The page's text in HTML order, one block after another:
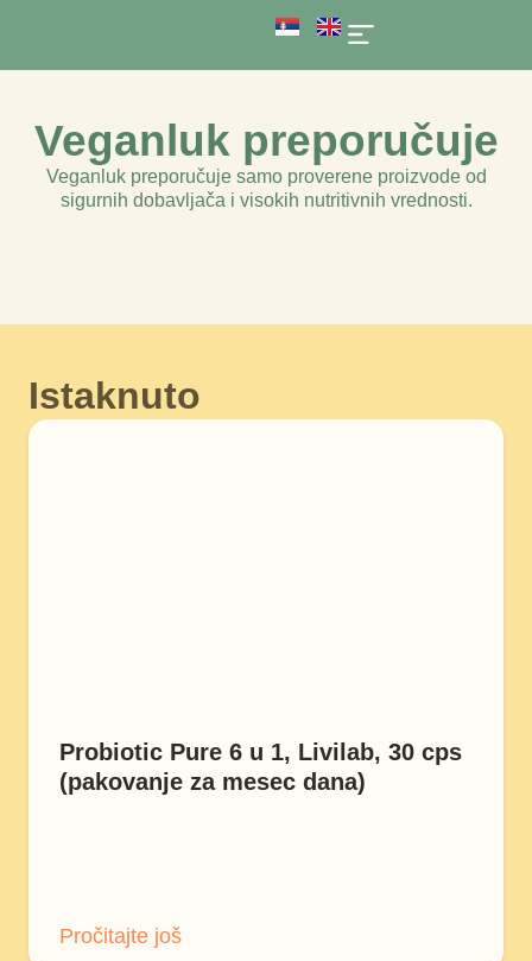
Veganluk preporučuje
Veganluk preporučuje samo proverene proizvode od
sigurnih dobavljača i visokih nutritivnih vrednosti.
Istaknuto
Probiotic Pure 6 u 1, Livilab, 30 cps
(pakovanje za mesec dana)
Pročitajte još